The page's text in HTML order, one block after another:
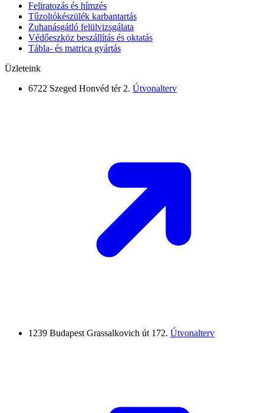
Feliratozás és hímzés
Tűzoltókészülék karbantartás
Zuhanásgátló felülvizsgálata
Védőeszköz beszállítás és oktatás
Tábla- és matrica gyártás
Üzleteink
6722 Szeged Honvéd tér 2. Útvonalterv
1239 Budapest Grassalkovich út 172. Útvonalterv